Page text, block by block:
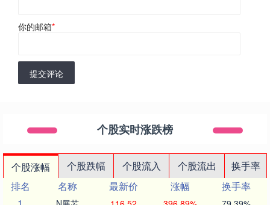
你的邮箱*
提交评论
个股实时涨跌榜
个股涨幅 个股跌幅 个股流入 个股流出
换手率
排名
名称 最新价 涨幅
换手率